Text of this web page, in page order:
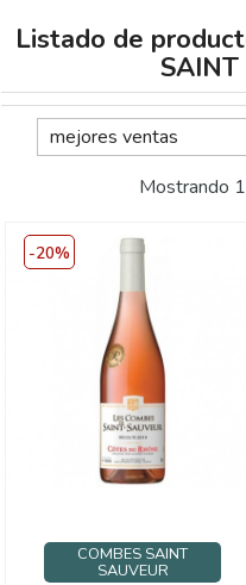
Listado de
SAINT
mejores ventas
Mostrando
COMBES SAINT
SAUVEUR
-20%